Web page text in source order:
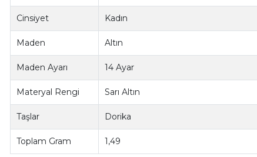
Cinsiyet Kadın
Maden Altın
Maden Ayarı 14 Ayar
Materyal Rengi Sarı Altın
Taşlar Dorika
Toplam Gram 1,49